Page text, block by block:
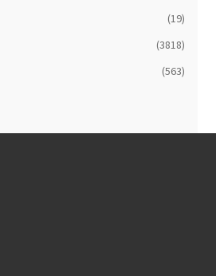
(19)
(3818)
(563)